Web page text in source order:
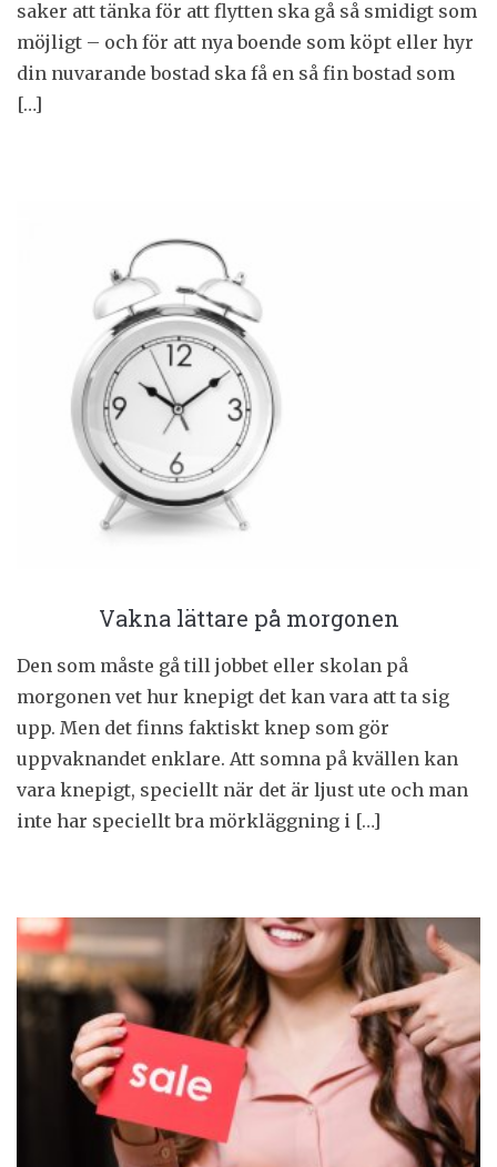
saker att tänka för att flytten ska gå så smidigt som
möjligt – och för att nya boende som köpt eller hyr
din nuvarande bostad ska få en så fin bostad som
[…]
Vakna lättare på morgonen
Den som måste gå till jobbet eller skolan på
morgonen vet hur knepigt det kan vara att ta sig
upp. Men det finns faktiskt knep som gör
uppvaknandet enklare. Att somna på kvällen kan
vara knepigt, speciellt när det är ljust ute och man
inte har speciellt bra mörkläggning i […]